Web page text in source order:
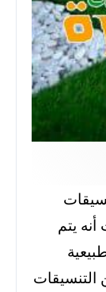
يتم
التنسيقات